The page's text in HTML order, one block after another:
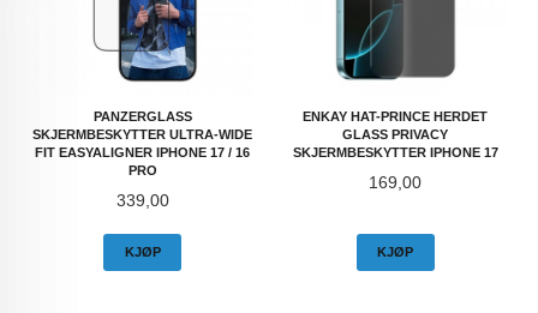
PANZERGLASS
SKJERMBESKYTTER ULTRA-WIDE
FIT EASYALIGNER IPHONE 17 / 16
PRO
Pris
339,00
KJØP
ENKAY HAT-PRINCE HERDET
GLASS PRIVACY
SKJERMBESKYTTER IPHONE 17
Pris
169,00
KJØP